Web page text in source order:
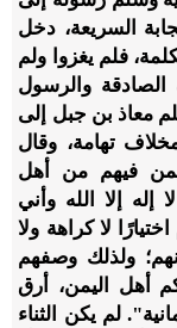
السريعة، دخل
فلم يغزوا ولم
الصادقة والرسول
معاذ بن جبل إلى
تهامة، وقال
فيهم من أهل
إله إلا الله وأني
لا كراهة ولا
ولذلك وصفهم
أهل اليمن، أرق
لم يكن الثناء